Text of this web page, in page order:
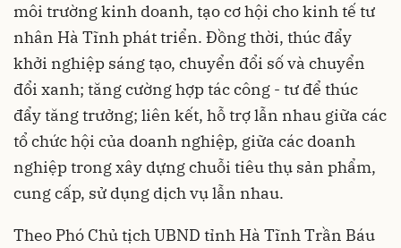
môi trường kinh doanh, tạo cơ hội cho kinh tế tư
nhân Hà Tĩnh phát triển. Đồng thời, thúc đẩy
khởi nghiệp sáng tạo, chuyển đổi số và chuyển
đổi xanh; tăng cường hợp tác công - tư để thúc
đẩy tăng trưởng; liên kết, hỗ trợ lẫn nhau giữa các
tổ chức hội của doanh nghiệp, giữa các doanh
nghiệp trong xây dựng chuỗi tiêu thụ sản phẩm,
cung cấp, sử dụng dịch vụ lẫn nhau.
Theo Phó Chủ tịch UBND tỉnh Hà Tĩnh Trần Báu